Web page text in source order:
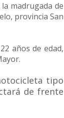
madrugada de
provincia San
años de edad,
tipo
de frente